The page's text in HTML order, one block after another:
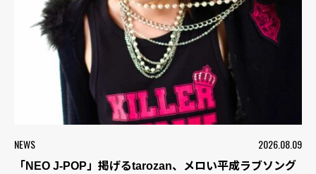
NEWS 2026.08.09
「NEO J-POP」掲げるtarozan、メロい平成ラブソング